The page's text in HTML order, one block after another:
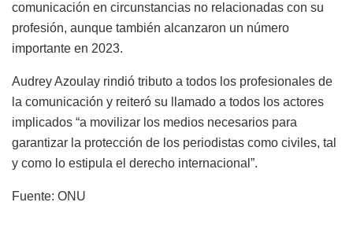
comunicación en circunstancias no relacionadas con su
profesión, aunque también alcanzaron un número
importante en 2023.
Audrey Azoulay rindió tributo a todos los profesionales de
la comunicación y reiteró su llamado a todos los actores
implicados “a movilizar los medios necesarios para
garantizar la protección de los periodistas como civiles, tal
y como lo estipula el derecho internacional”.
Fuente: ONU